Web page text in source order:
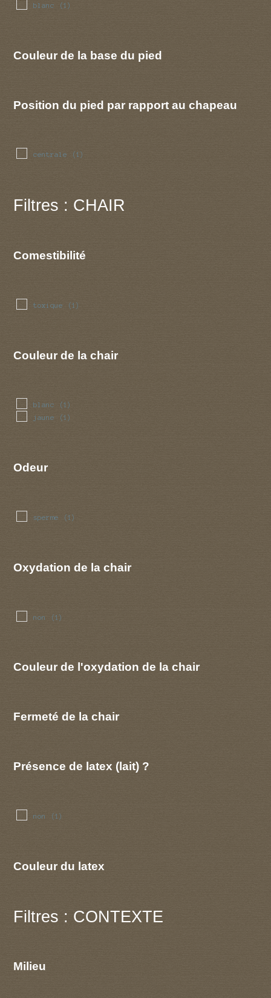
blanc (1)
Couleur de la base du pied
Position du pied par rapport au chapeau
centrale (1)
Filtres : CHAIR
Comestibilité
toxique (1)
Couleur de la chair
blanc (1)
jaune (1)
Odeur
sperme (1)
Oxydation de la chair
non (1)
Couleur de l'oxydation de la chair
Fermeté de la chair
Présence de latex (lait) ?
non (1)
Couleur du latex
Filtres : CONTEXTE
Milieu